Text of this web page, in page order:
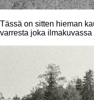
Tässä on sitten hieman
varresta joka